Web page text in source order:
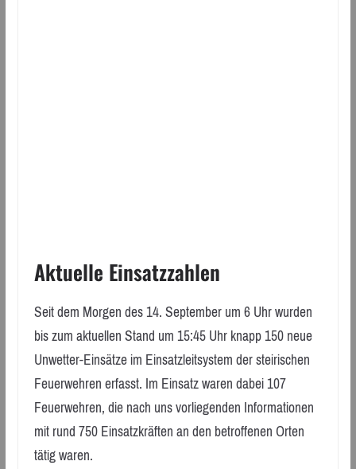
Aktuelle Einsatzzahlen
Seit dem Morgen des 14. September um 6 Uhr wurden
bis zum aktuellen Stand um 15:45 Uhr knapp 150 neue
Unwetter-Einsätze im Einsatzleitsystem der steirischen
Feuerwehren erfasst. Im Einsatz waren dabei 107
Feuerwehren, die nach uns vorliegenden Informationen
mit rund 750 Einsatzkräften an den betroffenen Orten
tätig waren.